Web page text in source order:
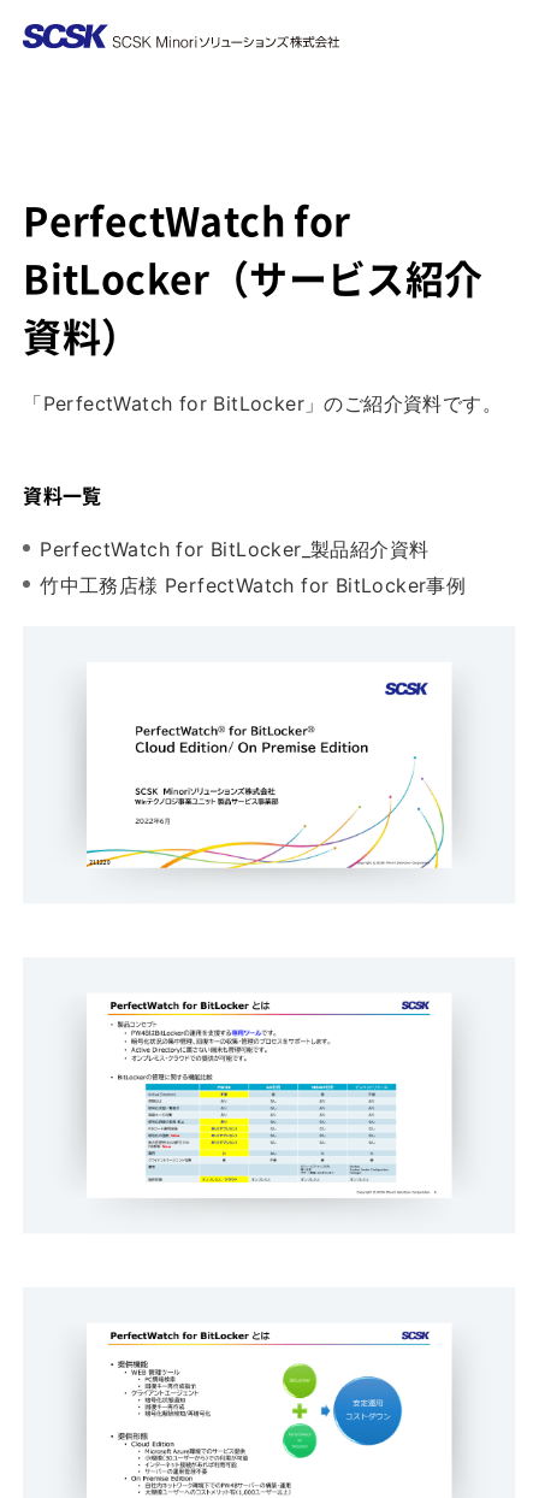
PerfectWatch for
BitLocker（サービス紹介
資料）
「PerfectWatch for BitLocker」のご紹介資料です。
資料一覧
PerfectWatch for BitLocker_製品紹介資料
竹中工務店様 PerfectWatch for BitLocker事例